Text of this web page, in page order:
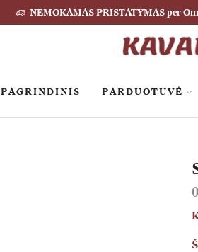
NEMOKAMAS PRISTATYMAS per
PAGRINDINIS PARDUOTUVĖ